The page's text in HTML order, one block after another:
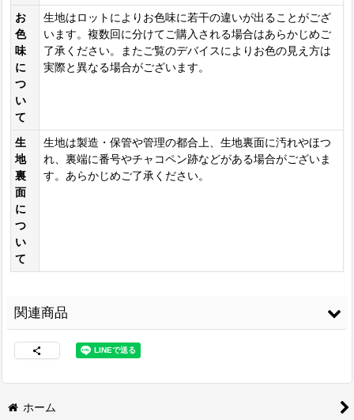
お
色
味
に
つ
い
て
生地はロットによりお色味に若干の違いが出ることがござ
います。複数回に分けてご購入される場合はあらかじめご
了承ください。またご覧のデバイスによりお色の見え方は
実際と異なる場合がございます。
生
地
裏
面
に
つ
い
て
生地は製造・保管や管理の都合上、生地裏面に汚れやほつ
れ、裏端に番号やチャコペン跡などがある場合がございま
す。あらかじめご了承ください。
関連商品
ホーム